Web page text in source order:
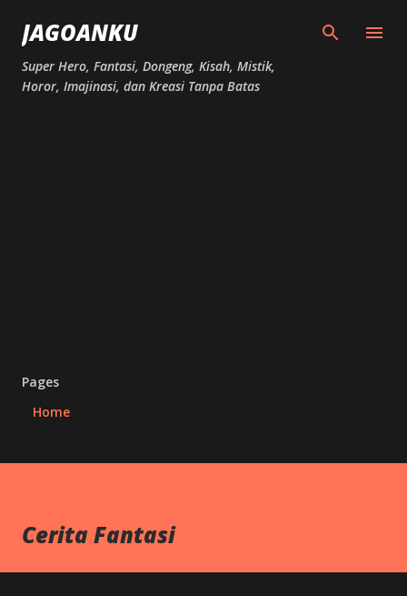
JAGOANKU
Super Hero, Fantasi, Dongeng, Kisah, Mistik,
Horor, Imajinasi, dan Kreasi Tanpa Batas
Pages
Home
Cerita Fantasi